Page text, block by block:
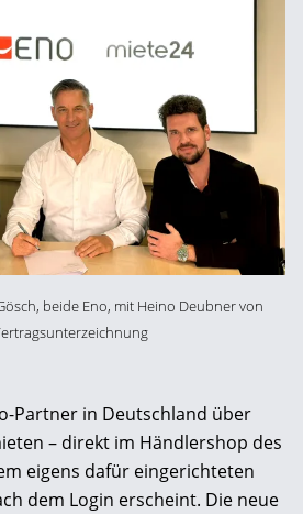
beide Eno, mit Heino Deubner von
Partner in Deutschland über
– direkt im Händlershop des
eigens dafür eingerichteten
dem Login erscheint. Die neue